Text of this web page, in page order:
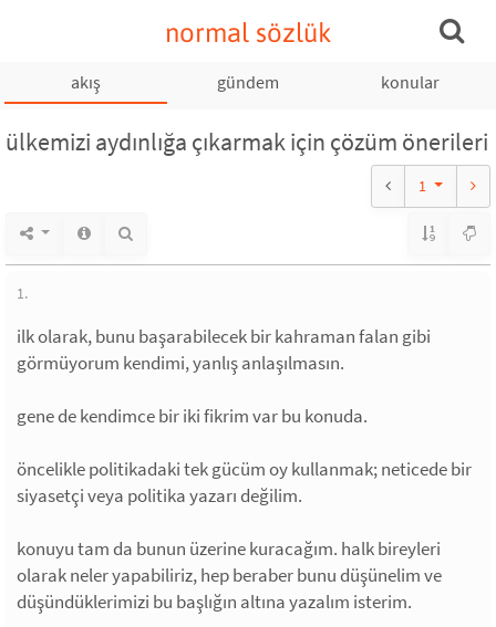
normal sözlük
akış gündem konular
ülkemizi aydınlığa çıkarmak için çözüm önerileri
1
1.
ilk olarak, bunu başarabilecek bir kahraman falan gibi
görmüyorum kendimi, yanlış anlaşılmasın.
gene de kendimce bir iki fikrim var bu konuda.
öncelikle politikadaki tek gücüm oy kullanmak; neticede bir
siyasetçi veya politika yazarı değilim.
konuyu tam da bunun üzerine kuracağım. halk bireyleri
olarak neler yapabiliriz, hep beraber bunu düşünelim ve
düşündüklerimizi bu başlığın altına yazalım isterim.